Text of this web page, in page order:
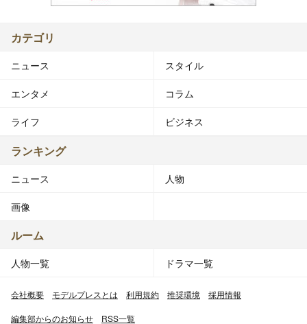
カテゴリ
ニュース スタイル
エンタメ コラム
ライフ ビジネス
ランキング
ニュース 人物
画像
ルーム
人物一覧 ドラマ一覧
会社概要 モデルプレスとは 利用規約 推奨環境 採用情報
編集部からのお知らせ RSS一覧